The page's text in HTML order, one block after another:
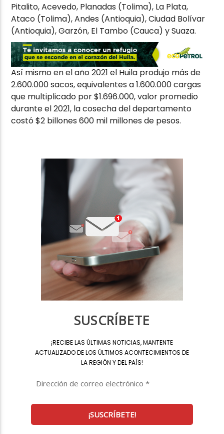
Pitalito, Acevedo, Planadas (Tolima), La Plata,
Ataco (Tolima), Andes (Antioquia), Ciudad Bolívar
(Antioquia), Garzón, El Tambo (Cauca) y Suaza.
Así mismo en el año 2021 el Huila produjo más de
2.600.000 sacos, equivalentes a 1.600.000 cargas
que multiplicado por $1.696.000, valor promedio
durante el 2021, la cosecha del departamento
costó $2 billones 600 mil millones de pesos.
SUSCRÍBETE
¡RECIBE LAS ÚLTIMAS NOTICIAS, MANTENTE
ACTUALIZADO DE LOS ÚLTIMOS ACONTECIMIENTOS DE
LA REGIÓN Y DEL PAÍS!